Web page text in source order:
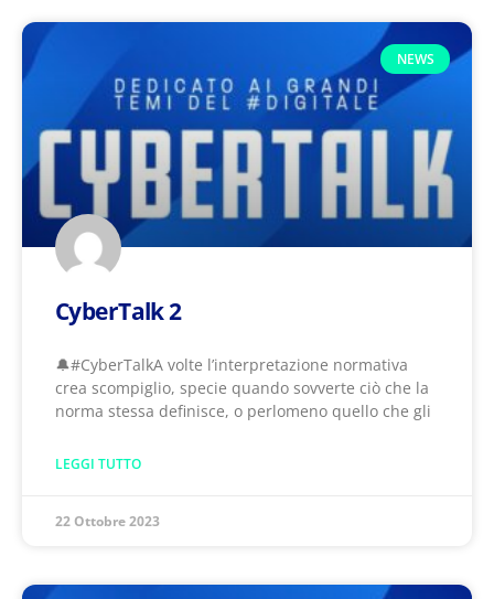
NEWS
CyberTalk 2
🔔#CyberTalkA volte l’interpretazione normativa
crea scompiglio, specie quando sovverte ciò che la
norma stessa definisce, o perlomeno quello che gli
LEGGI TUTTO
22 Ottobre 2023